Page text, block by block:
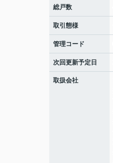
総戸数
取引態様
管理コード
次回更新予定日
取扱会社